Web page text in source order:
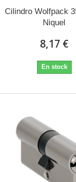
Cilindro Wolfpack
Niquel
8,17 €
En stock